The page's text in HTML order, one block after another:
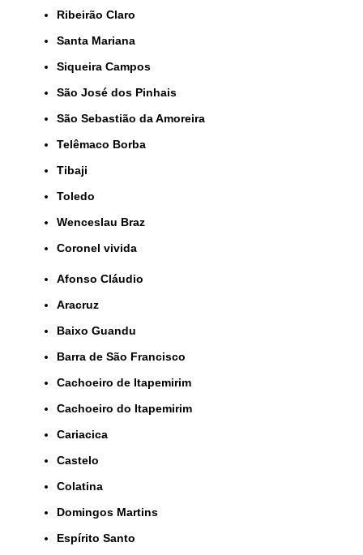
Ribeirão Claro
Santa Mariana
Siqueira Campos
São José dos Pinhais
São Sebastião da Amoreira
Telêmaco Borba
Tibaji
Toledo
Wenceslau Braz
coronel vivida
Afonso Cláudio
Aracruz
Baixo Guandu
Barra de São Francisco
Cachoeiro de Itapemirim
Cachoeiro do Itapemirim
Cariacica
Castelo
Colatina
Domingos Martins
Espírito Santo